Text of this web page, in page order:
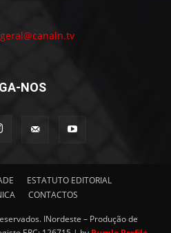
geral@canaln.tv
NOS
ESTATUTO EDITORIAL
CONTACTOS
INordeste – Produção de